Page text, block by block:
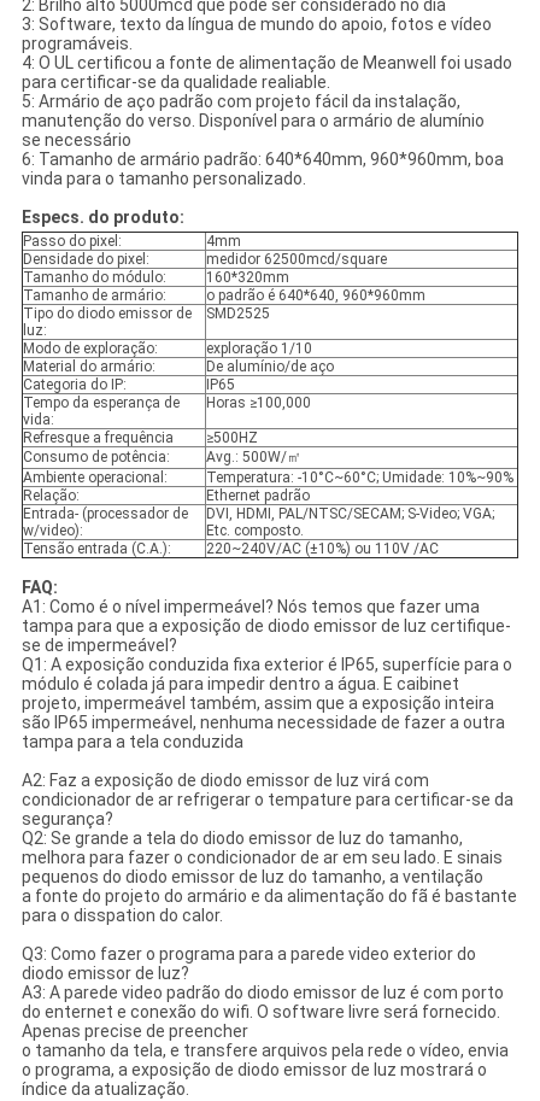
2: Brilho alto 5000mcd que pode ser considerado no dia
3: Software, texto da língua de mundo do apoio, fotos e vídeo
programáveis.
4: O UL certificou a fonte de alimentação de Meanwell foi usado
para certificar-se da qualidade realiable.
5: Armário de aço padrão com projeto fácil da instalação,
manutenção do verso. Disponível para o armário de alumínio
se necessário
6: Tamanho de armário padrão: 640*640mm, 960*960mm, boa
vinda para o tamanho personalizado.
Especs. do produto:
Passo do pixel:
4mm
Densidade do pixel:
medidor 62500mcd/square
Tamanho do módulo:
160*320mm
Tamanho de armário:
o padrão é 640*640, 960*960mm
Tipo do diodo emissor de
luz:
SMD2525
Modo de exploração:
exploração 1/10
Material do armário:
De alumínio/de aço
Categoria do IP:
IP65
Tempo da esperança de
vida:
Horas ≥100,000
Refresque a frequência
≥500HZ
Consumo de potência:
Avg.: 500W/㎡
Ambiente operacional:
Temperatura: -10°C~60°C; Umidade: 10%~90%
Relação:
Ethernet padrão
Entrada- (processador de
w/video):
DVI, HDMI, PAL/NTSC/SECAM; S-Video; VGA;
Etc. composto.
Tensão entrada (C.A.):
220~240V/AC (±10%) ou 110V /AC
FAQ:
A1: Como é o nível impermeável? Nós temos que fazer uma
tampa para que a exposição de diodo emissor de luz certifique-
se de impermeável?
Q1: A exposição conduzida fixa exterior é IP65, superfície para o
módulo é colada já para impedir dentro a água. E caibinet
projeto, impermeável também, assim que a exposição inteira
são IP65 impermeável, nenhuma necessidade de fazer a outra
tampa para a tela conduzida
A2: Faz a exposição de diodo emissor de luz virá com
condicionador de ar refrigerar o tempature para certificar-se da
segurança?
Q2: Se grande a tela do diodo emissor de luz do tamanho,
melhora para fazer o condicionador de ar em seu lado. E sinais
pequenos do diodo emissor de luz do tamanho, a ventilação
a fonte do projeto do armário e da alimentação do fã é bastante
para o disspation do calor.
Q3: Como fazer o programa para a parede video exterior do
diodo emissor de luz?
A3: A parede video padrão do diodo emissor de luz é com porto
do enternet e conexão do wifi. O software livre será fornecido.
Apenas precise de preencher
o tamanho da tela, e transfere arquivos pela rede o vídeo, envia
o programa, a exposição de diodo emissor de luz mostrará o
índice da atualização.